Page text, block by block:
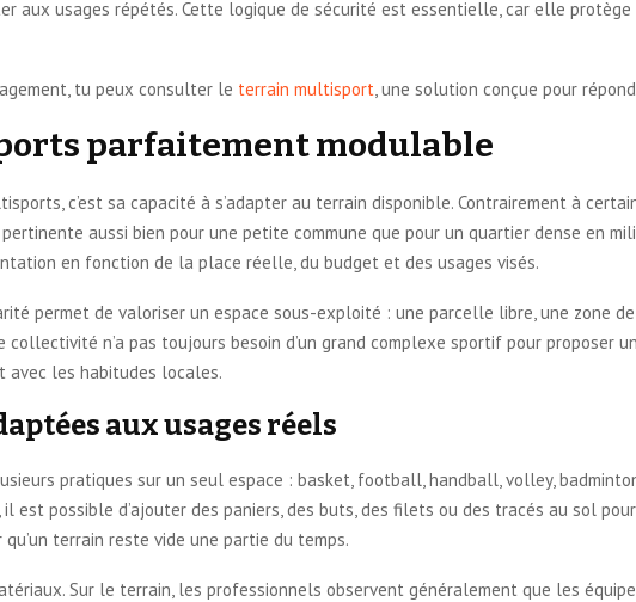
aux usages répétés. Cette logique de sécurité est essentielle, car elle
tu peux consulter le terrain multisport , une solution conçue pour
parfaitement modulable
c’est sa capacité à s’adapter au terrain disponible. Contrairement à
aussi bien pour une petite commune que pour un quartier dense en
en fonction de la place réelle, du budget et des usages visés.
permet de valoriser un espace sous-exploité : une parcelle libre, une zone
collectivité n’a pas toujours besoin d’un grand complexe sportif pour proposer
avec les habitudes locales.
aux usages réels
pratiques sur un seul espace : basket, football, handball, volley,
est possible d’ajouter des paniers, des buts, des filets ou des tracés au sol
terrain reste vide une partie du temps.
Sur le terrain, les professionnels observent généralement que les